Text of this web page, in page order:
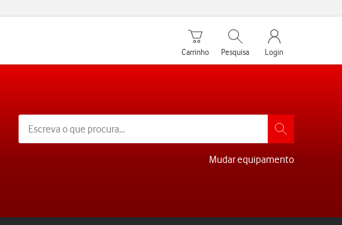
Carrinho de compras
Carrinho
Pesquisar
Pesquisa
My Vodafone
Login
Mudar equipamento